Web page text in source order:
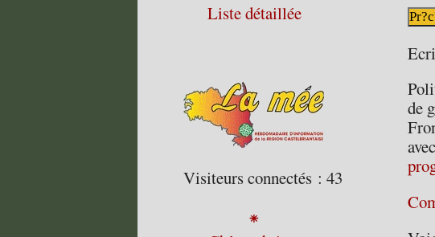
de
Liste détaillée
Visiteurs connectés : 43
⁕